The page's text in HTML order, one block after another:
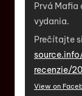
Prvá Mafia
vydania.
Prečítajte
recenzie/
View on